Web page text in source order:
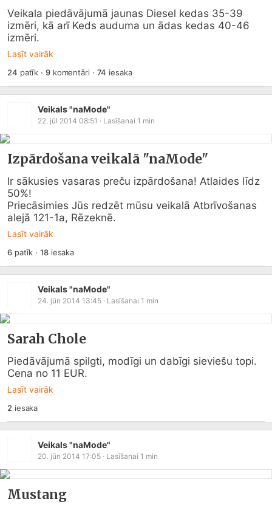
Veikala piedāvājumā jaunas Diesel kedas 35-39
izmēri, kā arī Keds auduma un ādas kedas 40-46
izmēri.
Lasīt vairāk
24 patīk · 9komentāri · 74 iesaka
Veikals "naMode"
22. jūl 2014 08:51 · Lasīšanai 1 min
Izpārdošana veikalā "naMode"
Ir sākusies vasaras preču izpārdošana! Atlaides līdz
50%!
Priecāsimies Jūs redzēt mūsu veikalā Atbrīvošanas
alejā 121-1a, Rēzeknē.
Lasīt vairāk
6patīk ·18iesaka
Veikals "naMode"
24. jūn 2014 13:45 · Lasīšanai 1 min
Sarah Chole
Piedāvājumā spilgti, modīgi un dabīgi sieviešu topi.
Cena no 11 EUR.
Lasīt vairāk
2 iesaka
Veikals "naMode"
20. jūn 2014 17:05 · Lasīšanai 1 min
Mustang